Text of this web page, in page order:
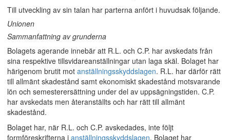
Till utveckling av sin talan har parterna anfört i huvudsak följande.
Unionen
Sammanfattning av grunderna
Bolagets agerande innebär att R.L. och C.P. har avskedats från
sina respektive tillsvidareanställningar utan laga skäl. Bolaget har
härigenom brutit mot anställningsskyddslagen. R.L. har därför rätt
till allmänt skadestånd samt ekonomiskt skadestånd motsvarande
lön och semesterersättning under del av uppsägningstiden. C.P.
har avskedats men återanställts och har rätt till allmänt
skadestånd.
Bolaget har, när R.L. och C.P. avskedades, inte följt
formföreskrifterna i anställningsskyddslagen. Bolaget har